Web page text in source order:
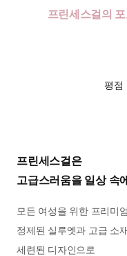
프린세스걸의
평점
프린세스걸은
고급스러움을 일상 속
모든 여성을 위한 프리미
정제된 실루엣과 고급 소재,
세련된 디자인으로